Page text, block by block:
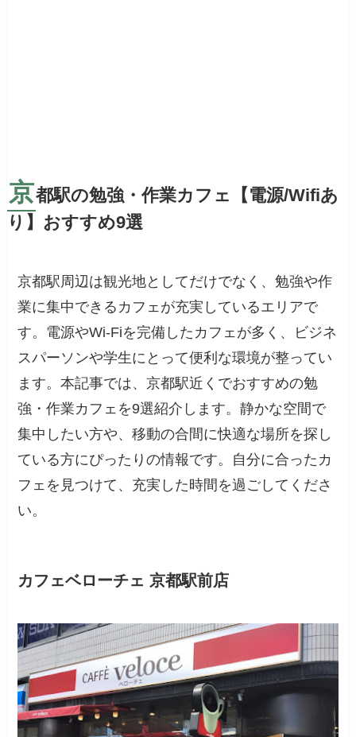
京都駅の勉強・作業カフェ【電源/Wifiあ
り】おすすめ9選
京都駅周辺は観光地としてだけでなく、勉強や作
業に集中できるカフェが充実しているエリアで
す。電源やWi-Fiを完備したカフェが多く、ビジネ
スパーソンや学生にとって便利な環境が整ってい
ます。本記事では、京都駅近くでおすすめの勉
強・作業カフェを9選紹介します。静かな空間で
集中したい方や、移動の合間に快適な場所を探し
ている方にぴったりの情報です。自分に合ったカ
フェを見つけて、充実した時間を過ごしてくださ
い。
カフェベローチェ 京都駅前店